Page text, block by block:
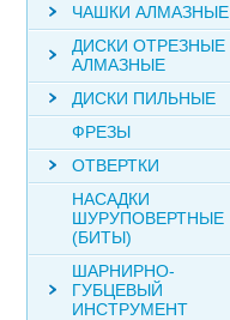
ЧАШКИ АЛМАЗНЫЕ
ДИСКИ ОТРЕЗНЫЕ
АЛМАЗНЫЕ
ДИСКИ ПИЛЬНЫЕ
ФРЕЗЫ
ОТВЕРТКИ
НАСАДКИ
ШУРУПОВЕРТНЫЕ
(БИТЫ)
ШАРНИРНО-
ГУБЦЕВЫЙ
ИНСТРУМЕНТ